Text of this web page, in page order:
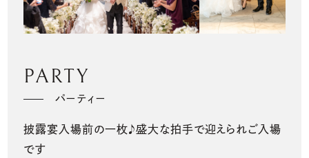
PARTY
パーティー
披露宴入場前の一枚♪盛大な拍手で迎えられご入場
です